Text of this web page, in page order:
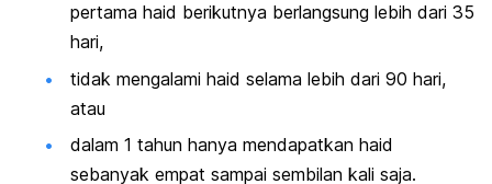
pertama haid berikutnya berlangsung lebih dari 35
hari,
tidak mengalami haid selama lebih dari 90 hari,
atau
dalam 1 tahun hanya mendapatkan haid
sebanyak empat sampai sembilan kali saja.